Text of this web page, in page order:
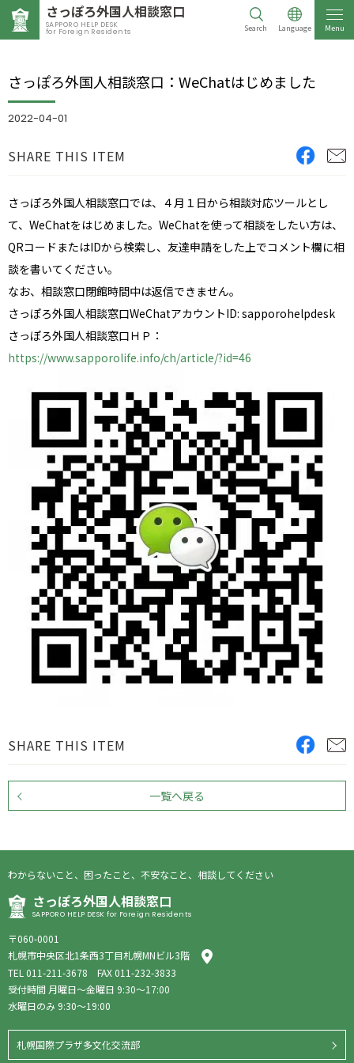
さっぽろ外国人相談窓口
SAPPORO HELP DESK
for Foreign Residents Search Language Menu
さっぽろ外国人相談窓口：WeChatはじめました
2022-04-01
SHARE THIS ITEM
さっぽろ外国人相談窓口では、４月１日から相談対応ツールとし
て、WeChatをはじめました。WeChatを使って相談をしたい方は、
QRコードまたはIDから検索し、友達申請をした上でコメント欄に相
談を書いてください。
なお、相談窓口閉館時間中は返信できません。
さっぽろ外国人相談窓口WeChatアカウントID: sapporohelpdesk
さっぽろ外国人相談窓口ＨＰ：
https://www.sapporolife.info/ch/article/?id=46
SHARE THIS ITEM
一覧へ戻る
わからないこと、困ったこと、不安なこと、相談してください
さっぽろ外国人相談窓口
SAPPORO HELP DESK for Foreign Residents
〒060-0001
札幌市中央区北1条西3丁目札幌MNビル3階
TEL 011-211-3678 FAX 011-232-3833
受付時間 月曜日〜金曜日 9:30〜17:00
水曜日のみ 9:30〜19:00
札幌国際プラザ多文化交流部